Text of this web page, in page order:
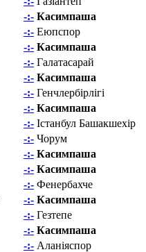
-:- Касимпаша
-:- Eюпспор
-:- Касимпаша
-:- Галатасарай
-:- Касимпаша
-:- Генчлербірлігі
-:- Касимпаша
-:- Істанбул Башакшехір
-:- Чорум
-:- Касимпаша
-:- Касимпаша
-:- Фенербахче
-:- Касимпаша
-:- Гезтепе
-:- Касимпаша
-:- Аланіяспор